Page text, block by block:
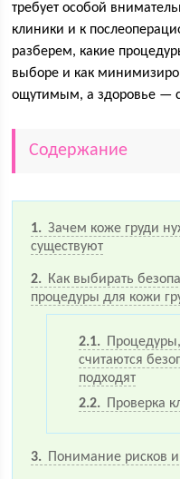
требует особой
клиники и к
разберем, какие
выборе и как
ощутимым, а здоровье —
Содержание
1
Зачем коже груди
существуют
2
Как выбирать
процедуры для кожи
2.1
считаются
подходят
2.2
Проверка
3 Понимание рисков